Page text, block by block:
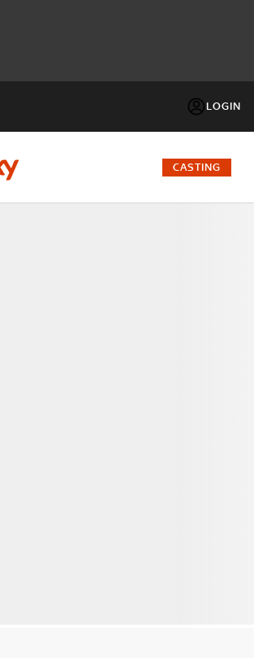
LOGIN
FACTOR
CASTING